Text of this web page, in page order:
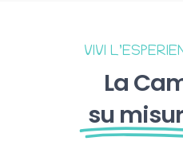
VIVI
La
su